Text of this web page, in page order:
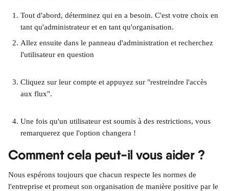
Tout d'abord, déterminez qui en a besoin. C'est votre choix en
tant qu'administrateur et en tant qu'organisation.
Allez ensuite dans le panneau d'administration et recherchez
l'utilisateur en question
Cliquez sur leur compte et appuyez sur "restreindre l'accès
aux flux".
Une fois qu'un utilisateur est soumis à des restrictions, vous
remarquerez que l'option changera !
Comment cela peut-il vous aider ?
Nous espérons toujours que chacun respecte les normes de
l'entreprise et promeut son organisation de manière positive par le